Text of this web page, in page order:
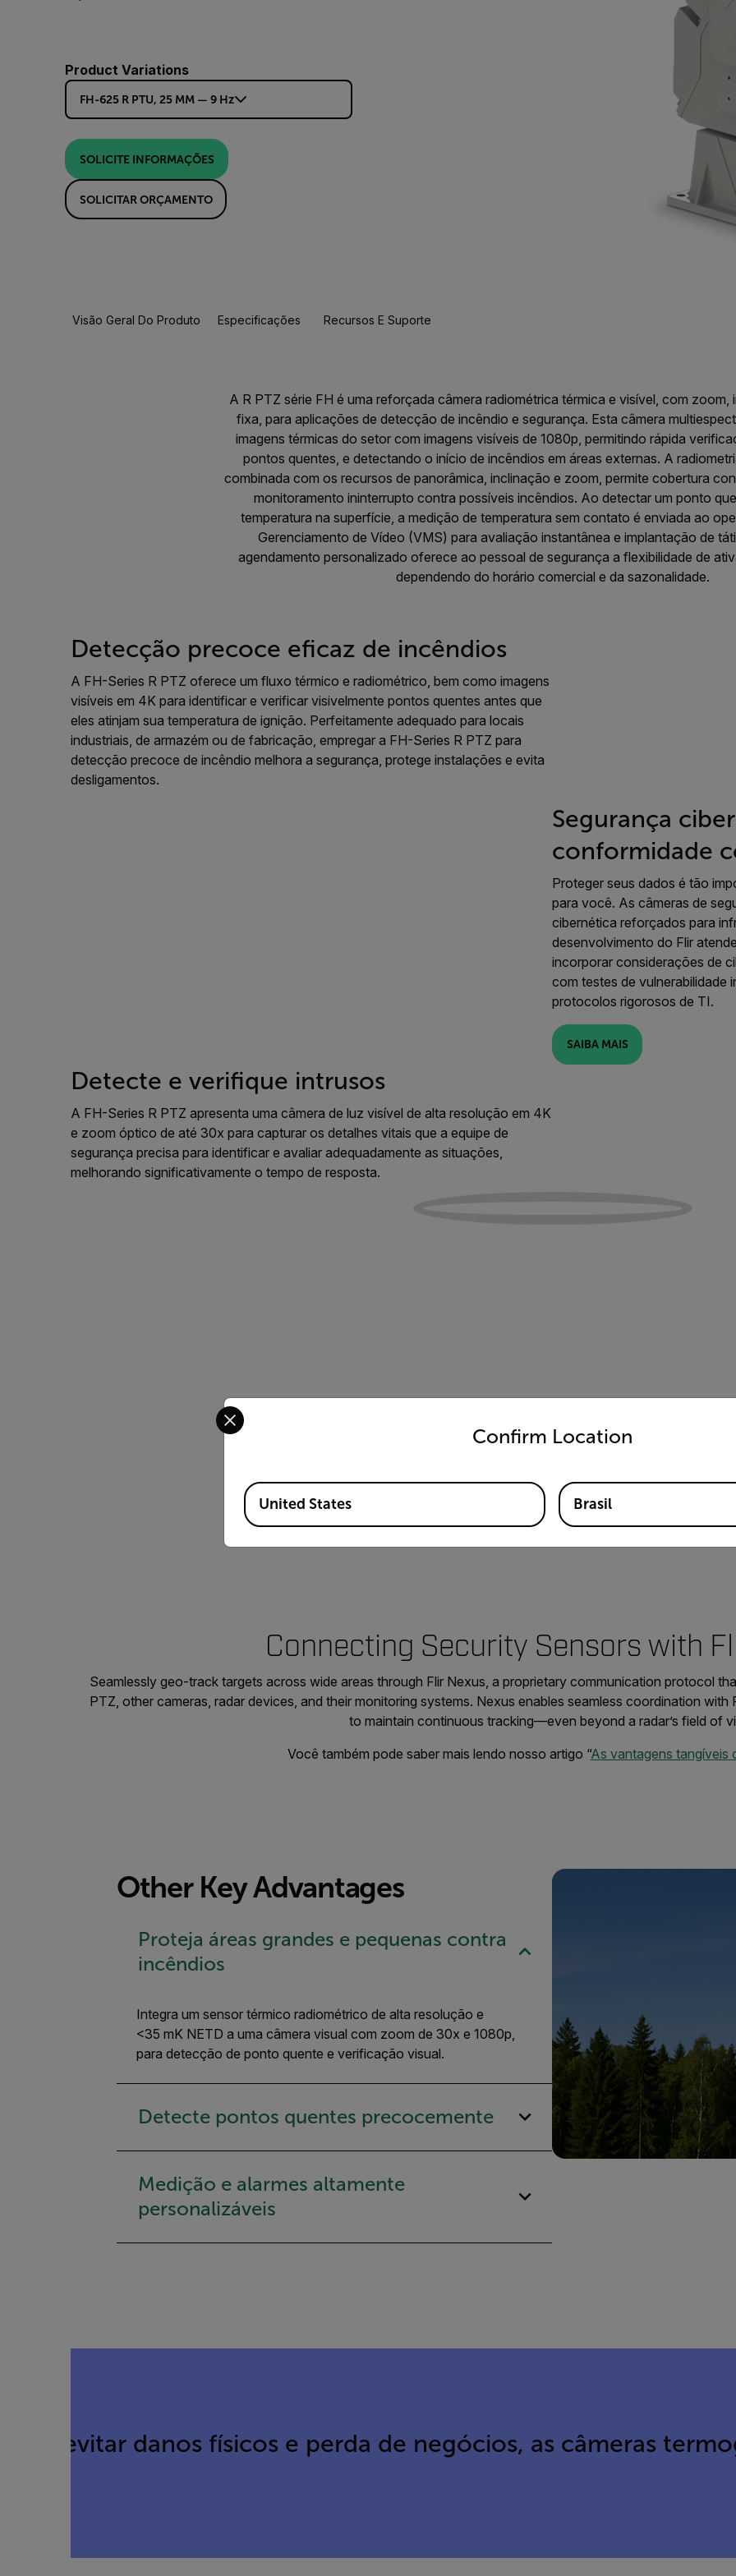
Product Variations
FH-625 R PTU, 25 MM — 9 Hz
SOLICITE INFORMAÇÕES
SOLICITAR ORÇAMENTO
Visão Geral Do Produto Especificações Recursos E Suporte
A R PTZ série FH é uma reforçada câmera radiométrica térmica e visível, com zoom,
fixa, para aplicações de detecção de incêndio e segurança. Esta câmera
imagens térmicas do setor com imagens visíveis de 1080p, permitindo rápida
pontos quentes, e detectando o início de incêndios em áreas externas. A
combinada com os recursos de panorâmica, inclinação e zoom, permite cobertura
monitoramento ininterrupto contra possíveis incêndios. Ao detectar um ponto
temperatura na superfície, a medição de temperatura sem contato é enviada ao
Gerenciamento de Vídeo (VMS) para avaliação instantânea e implantação de
agendamento personalizado oferece ao pessoal de segurança a flexibilidade de
dependendo do horário comercial e da sazonalidade.
Detecção precoce eficaz de incêndios
A FH-Series R PTZ oferece um fluxo térmico e radiométrico, bem como imagens
visíveis em 4K para identificar e verificar visivelmente pontos quentes antes que
eles atinjam sua temperatura de ignição. Perfeitamente adequado para locais
industriais, de armazém ou de fabricação, empregar a FH-Series R PTZ para
detecção precoce de incêndio melhora a segurança, protege instalações e evita
desligamentos.
Segurança
conformidade
Proteger seus dados é tão
para você. As câmeras de
cibernética reforçados para
desenvolvimento do Flir
incorporar considerações de
com testes de vulnerabilidade
protocolos rigorosos de TI.
SAIBA MAIS
Detecte e verifique intrusos
A FH-Series R PTZ apresenta uma câmera de luz visível de alta resolução em 4K
e zoom óptico de até 30x para capturar os detalhes vitais que a equipe de
segurança precisa para identificar e avaliar adequadamente as situações,
melhorando significativamente o tempo de resposta.
Connecting Security Sensors with
Seamlessly geo-track targets across wide areas through Flir Nexus, a proprietary communication protocol
PTZ, other cameras, radar devices, and their monitoring systems. Nexus enables seamless coordination with
to maintain continuous tracking—even beyond a radar’s field of
Você também pode saber mais lendo nosso artigo “As vantagens tangíveis
Other Key Advantages
Proteja áreas grandes e pequenas contra
incêndios
Integra um sensor térmico radiométrico de alta resolução e
<35 mK NETD a uma câmera visual com zoom de 30x e 1080p,
para detecção de ponto quente e verificação visual.
Detecte pontos quentes precocemente
Medição e alarmes altamente
personalizáveis
evitar danos físicos e perda de negócios, as câmeras
Confirm Location
Select your preferred country and language from the options below to access the
Available Locations
United States Brasil